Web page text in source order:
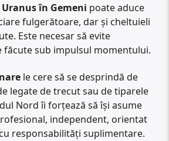
în Gemeni poate aduce
fulgerătoare, dar și cheltuieli
Este necesar să evite
făcute sub impulsul momentului.
le cere să se desprindă de
legate de trecut sau de tiparele
Nord îi forțează să își asume
independent, orientat
responsabilități suplimentare.